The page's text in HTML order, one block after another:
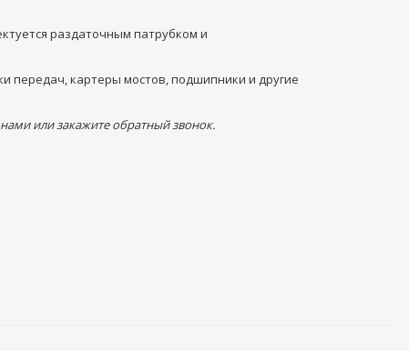
раздаточным патрубком и
передач, картеры мостов, подшипники и другие
или закажите обратный звонок.